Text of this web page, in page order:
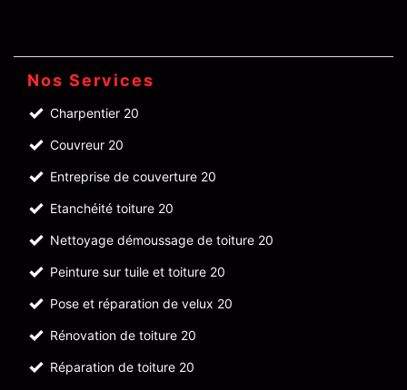
Nos Services
Charpentier 20
Couvreur 20
Entreprise de couverture 20
Etanchéité toiture 20
Nettoyage démoussage de toiture 20
Peinture sur tuile et toiture 20
Pose et réparation de velux 20
Rénovation de toiture 20
Réparation de toiture 20